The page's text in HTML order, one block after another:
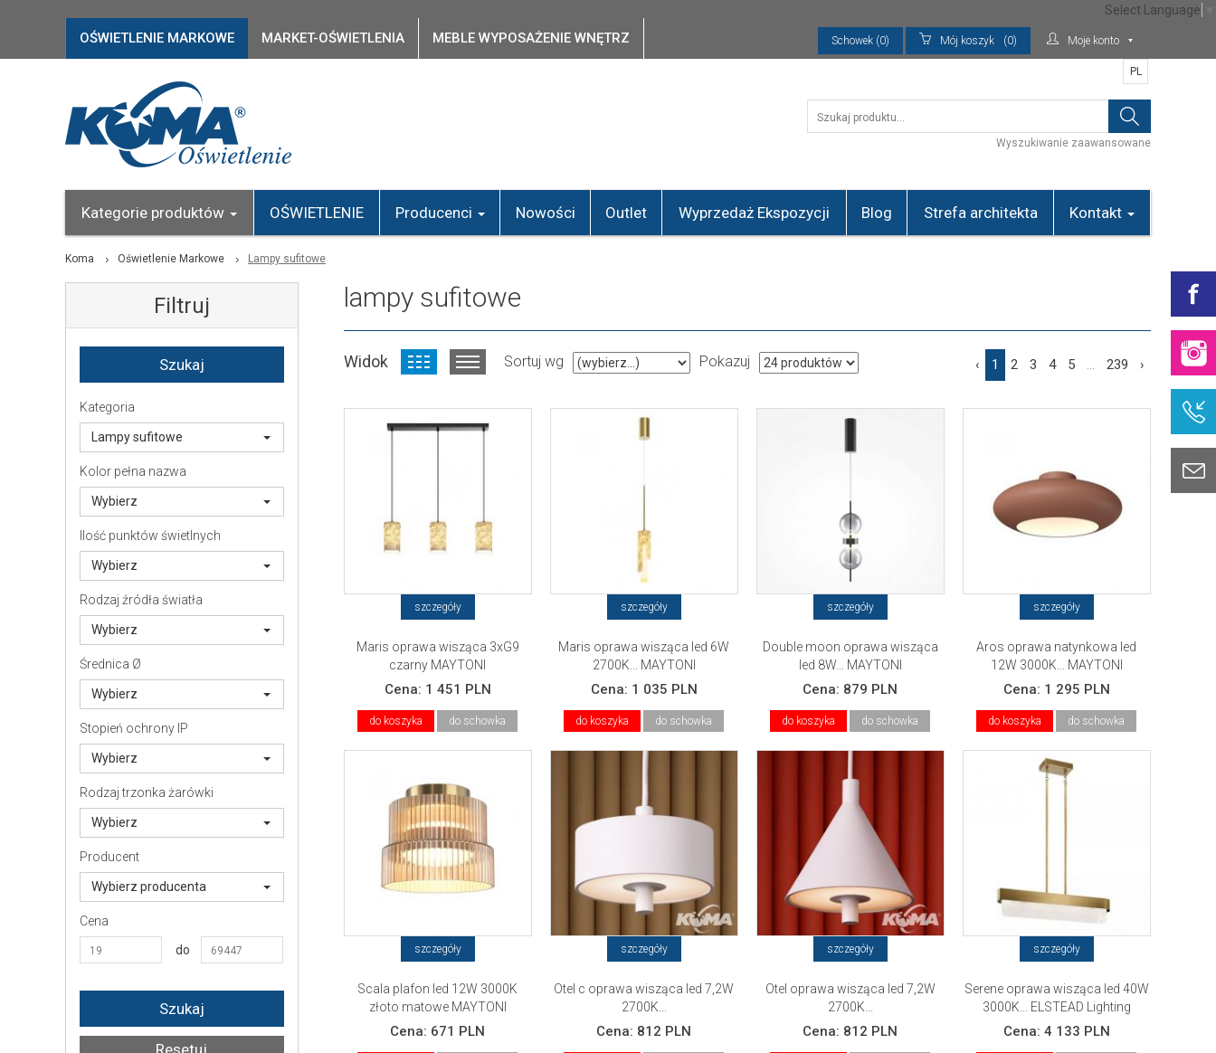
OŚWIETLENIE MARKOWE MARKET-OŚWIETLENIA MEBLE WYPOSAŻENIE WNĘTRZ Schowek (0) Mój koszyk (0) Moje konto
Wyszukiwanie zaawansowane
PL
Kategorie produktów OŚWIETLENIE Producenci Nowości Outlet Wyprzedaż Ekspozycji Blog Strefa architekta Kontakt
Koma Oświetlenie Markowe Lampy sufitowe
Filtruj
Kategoria
Lampy sufitowe
Kolor pełna nazwa
Wybierz
Ilość punktów świetlnych
Wybierz
Rodzaj źródła światła
Wybierz
Średnica Ø
Wybierz
Stopień ochrony IP
Wybierz
Rodzaj trzonka żarówki
Wybierz
Producent
Wybierz producenta
Cena
do
lampy sufitowe
Widok Sortuj wg Pokazuj ‹ 1 2 3 4 5 ... 239 ›
szczegóły
Maris oprawa wisząca 3xG9
czarny MAYTONI
Cena: 1 451 PLN
do koszyka do schowka
szczegóły
Maris oprawa wisząca led 6W
2700K... MAYTONI
Cena: 1 035 PLN
do koszyka do schowka
szczegóły
Double moon oprawa wisząca
led 8W... MAYTONI
Cena: 879 PLN
do koszyka do schowka
szczegóły
Aros oprawa natynkowa led
12W 3000K... MAYTONI
Cena: 1 295 PLN
do koszyka do schowka
szczegóły
Scala plafon led 12W 3000K
złoto matowe MAYTONI
Cena: 671 PLN
szczegóły
Otel c oprawa wisząca led 7,2W
2700K...
Cena: 812 PLN
szczegóły
Otel oprawa wisząca led 7,2W
2700K...
Cena: 812 PLN
szczegóły
Serene oprawa wisząca led 40W
3000K... ELSTEAD Lighting
Cena: 4 133 PLN
Select Language